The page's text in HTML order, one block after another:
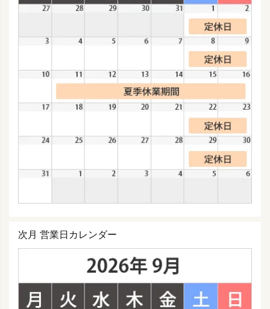
次月 営業日カレンダー